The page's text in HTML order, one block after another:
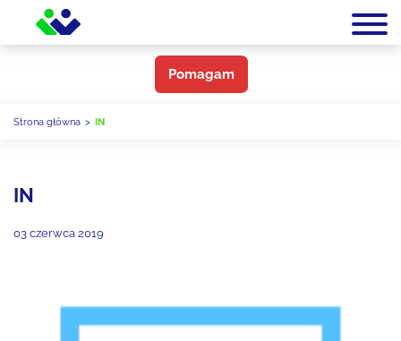
Pomagam
Strona główna > IN
IN
03 czerwca 2019